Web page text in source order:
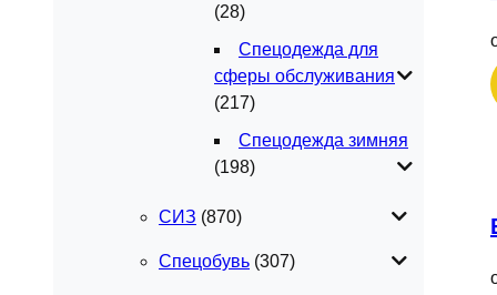
(28)
Спецодежда для
сферы обслуживания
(217)
Спецодежда зимняя
(198)
СИЗ (870)
Спецобувь (307)